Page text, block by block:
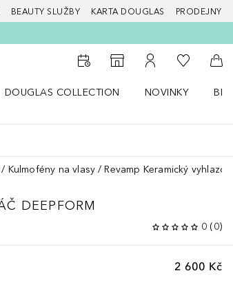
BEAUTY SLUŽBY KARTA DOUGLAS PRODEJNY
K vyhledávači prodejen
K mému účtu
K mému
Do
DOUGLAS COLLECTION
NOVINKY
Kulmofény na vlasy Revamp Keramický
DEEPFORM
0 (0)
2 600 Kč